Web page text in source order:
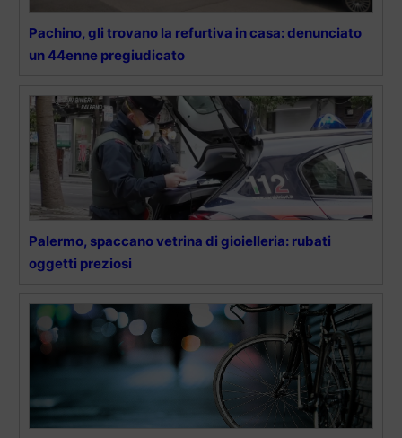
Pachino, gli trovano la refurtiva in casa: denunciato
un 44enne pregiudicato
Palermo, spaccano vetrina di gioielleria: rubati
oggetti preziosi